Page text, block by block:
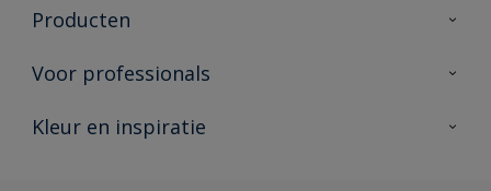
Over Sikkens
Duurzaamheid
Producten
Producten voor binnen
Vind je verkooppunt
Voor professionals
Advies & service
Kleur en inspiratie